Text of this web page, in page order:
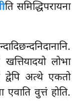
ति समिद्धिपरायना
लोभा
द्वेपि अत्थे एकतो
एवाति वुत्तं होति.